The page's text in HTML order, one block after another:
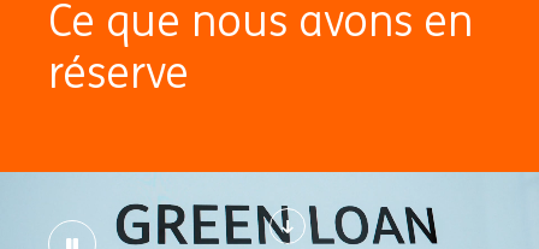
Ce que nous avons en
réserve